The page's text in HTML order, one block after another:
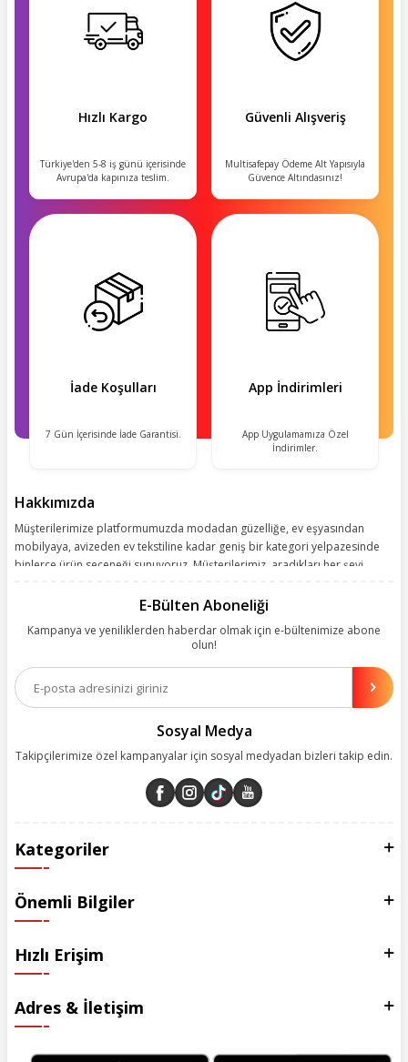
Hızlı Kargo
Türkiye'den 5-8 iş günü içerisinde
Avrupa'da kapınıza teslim.
Güvenli Alışveriş
Multisafepay Ödeme Alt Yapısıyla
Güvence Altındasınız!
İade Koşulları
7 Gün İçerisinde İade Garantisi.
App İndirimleri
App Uygulamamıza Özel
İndirimler.
Hakkımızda
Müşterilerimize platformumuzda modadan güzelliğe, ev eşyasından
mobilyaya, avizeden ev tekstiline kadar geniş bir kategori yelpazesinde
binlerce ürün seçeneği sunuyoruz. Müşterilerimiz, aradıkları her şeyi
kolay, kusursuz ve keyifli bir alışveriş yolculuğu sunarken deneyiminize
olanakları sunuyoruz. Çalışmalarımızı müşterilerimizin memnuniyetini
esas alarak yürütüyoruz.
E-Bülten Aboneliği
Kampanya ve yeniliklerden haberdar olmak için e-bültenimize abone
olun!
Sosyal Medya
Takipçilerimize özel kampanyalar için sosyal medyadan bizleri takip edin.
Kategoriler
Önemli Bilgiler
Hızlı Erişim
Adres & İletişim